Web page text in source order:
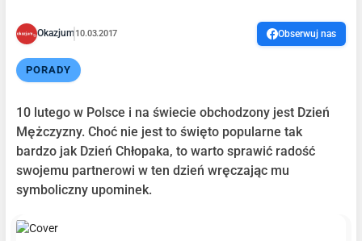
Okazjum 10.03.2017 Obserwuj nas
PORADY
10 lutego w Polsce i na świecie obchodzony jest Dzień
Mężczyzny. Choć nie jest to święto popularne tak
bardzo jak Dzień Chłopaka, to warto sprawić radość
swojemu partnerowi w ten dzień wręczając mu
symboliczny upominek.